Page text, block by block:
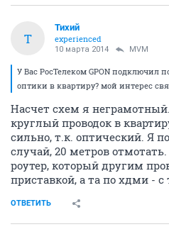
Т
Тихий
experienced
10 марта 2014 MVM
У Вас РосТелеком GPON подключил
оптики в квартиру? мой интерес
Насчет схем я
круглый проводок в
сильно, т.к. оптический. Я
случай, 20 метров
роутер, который другим
приставкой, а та по хдми - с
ОТВЕТИТЬ